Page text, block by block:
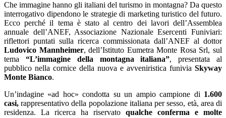
Che immagine hanno gli italiani del turismo in montagna? Da questo
interrogativo dipendono le strategie di marketing turistico del futuro.
Ecco perché il tema è stato al centro dei lavori dell’Assemblea
annuale dell’ANEF, Associazione Nazionale Esercenti Funiviari:
riflettori puntati sulla ricerca commissionata dall’ANEF al dottor
Ludovico Mannheimer, dell’Istituto Eumetra Monte Rosa Srl, sul
tema “L’immagine della montagna italiana”, presentata al
pubblico nella cornice della nuova e avveniristica funivia Skyway
Monte Bianco.
Un’indagine «ad hoc» condotta su un ampio campione di 1.600
casi,rappresentativo della popolazione italiana per sesso, età, area di
residenza. La ricerca ha riservato qualche conferma e molte